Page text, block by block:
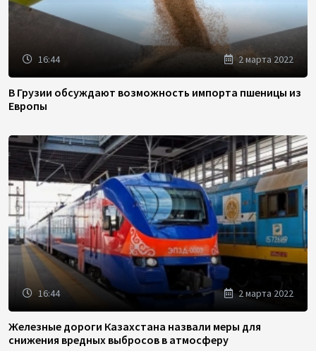
16:44 2 марта 2022
В Грузии обсуждают возможность импорта пшеницы из
Европы
16:44 2 марта 2022
Железные дороги Казахстана назвали меры для
снижения вредных выбросов в атмосферу